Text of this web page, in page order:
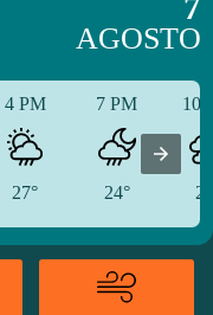
AGOSTO
4 PM
27°
7 PM
24°
10